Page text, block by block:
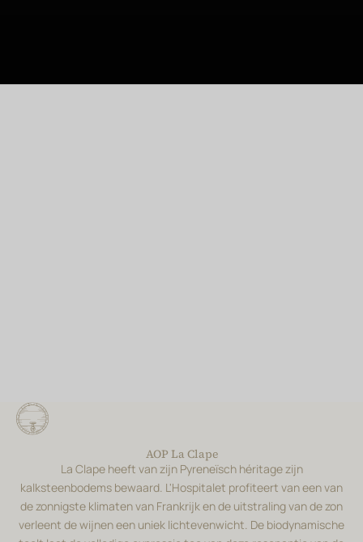
AOP La Clape
La Clape heeft van zijn Pyreneïsch héritage zijn
kalksteenbodems bewaard. L'Hospitalet profiteert van een van
de zonnigste klimaten van Frankrijk en de uitstraling van de zon
verleent de wijnen een uniek lichtevenwicht. De biodynamische